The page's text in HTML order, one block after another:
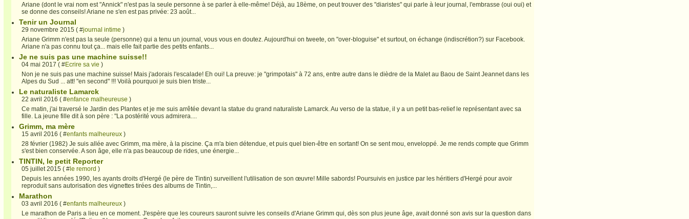
Ariane (dont le vrai nom est "Annick" n'est pas la seule personne à se parler à elle-même! Déjà, au 18ème, on peut trouver des "diaristes" qui parle à leur journal, l'embrasse (oui oui) et
se donne des conseils! Ariane ne s'en est pas privée: 23 août...
Tenir un Journal
29 novembre 2015 ( #journal intime )
Ariane Grimm n'est pas la seule (personne) qui a tenu un journal, vous vous en doutez. Aujourd'hui on tweete, on "over-bloguise" et surtout, on échange (indiscrétion?) sur Facebook.
Ariane n'a pas connu tout ça... mais elle fait partie des petits enfants...
Je ne suis pas une machine suisse!!
04 mai 2017 ( #Ecrire sa vie )
Non je ne suis pas une machine suisse! Mais j'adorais l'escalade! Eh oui! La preuve: je "grimpotais" à 72 ans, entre autre dans le dièdre de la Malet au Baou de Saint Jeannet dans les
Alpes du Sud ... att! "en second" !!! Voilà pourquoi je suis bien triste...
Le naturaliste Lamarck
22 avril 2016 ( #enfance malheureuse )
Ce matin, j'ai traversé le Jardin des Plantes et je me suis arrêtée devant la statue du grand naturaliste Lamarck. Au verso de la statue, il y a un petit bas-relief le représentant avec sa
fille. La jeune fille dit à son père : "La postérité vous admirera....
Grimm, ma mère
15 avril 2016 ( #enfants malheureux)
28 février (1982) Je suis allée avec Grimm, ma mère, à la piscine. Ça m'a bien détendue, et puis quel bien‑être en sortant! On se sent mou, enveloppé. Je me rends compte que Grimm
s'est bien conservée. A son âge, elle n'a pas beaucoup de rides, une énergie...
TINTIN, le petit Reporter
05 juillet 2015 ( #le remord )
Depuis les années 1990, les ayants droits d'Hergé (le père de Tintin) surveillent l'utilisation de son œuvre! Mille sabords! Poursuivis en justice par les héritiers d'Hergé pour avoir
reproduit sans autorisation des vignettes tirées des albums de Tintin,...
Marathon
03 avril 2016 ( #enfants malheureux)
Le marathon de Paris a lieu en ce moment. J'espère que les coureurs sauront suivre les conseils d'Ariane Grimm qui, dès son plus jeune âge, avait donné son avis sur la question dans